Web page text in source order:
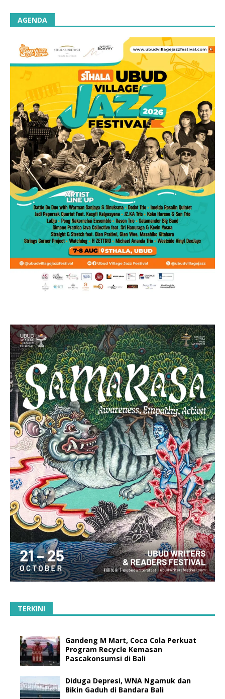
AGENDA
TERKINI
Gandeng M Mart, Coca Cola Perkuat
Program Recycle Kemasan
Pascakonsumsi di Bali
Diduga Depresi, WNA Ngamuk dan
Bikin Gaduh di Bandara Bali